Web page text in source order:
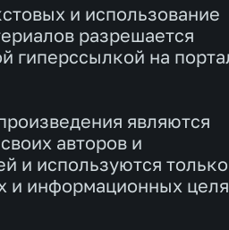
и использование
разрешается
гиперссылкой на
являются
авторов и
и используются
и информационных